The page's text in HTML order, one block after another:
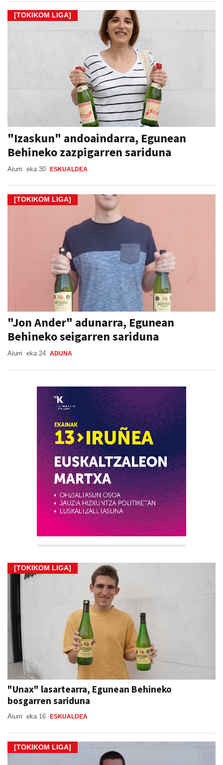
[TOKIKOM LIGA]
"Izaskun" andoaindarra, Egunean
Behineko zazpigarren sariduna
Aiurri eka 30 ESKUALDEA
[TOKIKOM LIGA]
"Jon Ander" adunarra, Egunean
Behineko seigarren sariduna
Aiurri eka 24 ADUNA
[TOKIKOM LIGA]
"Unax" lasartearra, Egunean Behineko
bosgarren sariduna
Aiurri eka 16 ESKUALDEA
[TOKIKOM LIGA]